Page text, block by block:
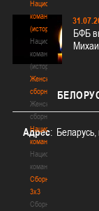
Национальная
команда
(история)
Национальная
команда
(история)
Женские
сборные
Женские
сборные
Национальная
команда
Национальная
команда
Сборные
3х3
Сборные
БФБ
Адрес: Беларусь,